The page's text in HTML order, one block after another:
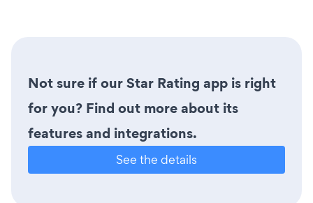
Not sure if our Star Rating app is right
for you? Find out more about its
features and integrations.
See the details